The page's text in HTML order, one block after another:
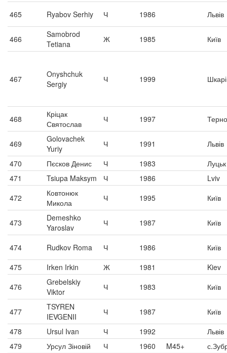
465 Ryabov Serhiy Ч 1986 Львів
466
Samobrod
Tetiana
Ж 1985 Київ
467
Onyshchuk
Sergiy
Ч 1999
468
Кріцак
Святослав
Ч 1997
469
Golovachek
Yuriy
Ч 1991
Львів
470
Пєсков Денис Ч 1983
Луцьк
471
Tsiupa Maksym Ч 1986
Lviv
472
Ковтонюк
Микола
Ч 1995 Київ
473
Demeshko
Yaroslav
Ч 1987 Київ
474 Rudkov Roma Ч 1986
Київ
475
Irken Irkin Ж 1981
Kiev
476
Grebelskiy
Viktor
Ч 1983 Київ
477
TSYREN
IEVGENII
Ч 1987
Київ
478
Ursul Ivan Ч 1992
Львів
479
Урсул Зіновій Ч 1960 M45+